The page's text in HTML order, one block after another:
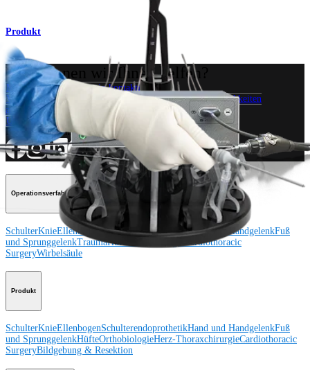
Produkt
Wie können wir Ihnen helfen?
Medizinproduktberater:in kontaktieren
Veranstaltungen, Lab-Vorführungen und Schulungsmöglichkeiten
ansehen
Unseren Newsletter abonnieren
Besuchen Sie uns
Operationsverfahren
SchulterKnieEllenbogenSchulterendoprothetikHand und HandgelenkFuß
und SprunggelenkTraumaHüfte
Cardiothoracic
SurgeryWirbelsäule
Produkt
SchulterKnieEllenbogenSchulterendoprothetikHand und HandgelenkFuß
und SprunggelenkHüfteOrthobiologieHerz-ThoraxchirurgieCardiothoracic
SurgeryBildgebung & Resektion